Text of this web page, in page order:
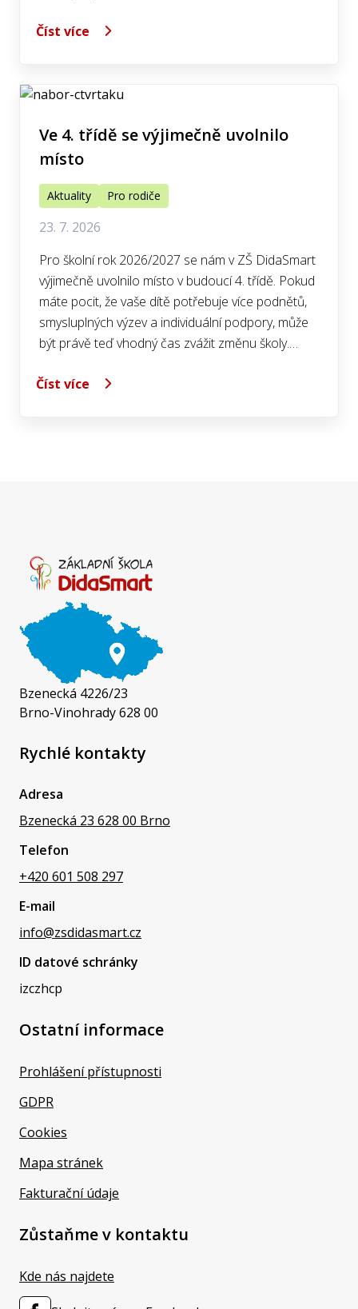
Číst více
Ve 4. třídě se výjimečně uvolnilo
místo
Aktuality Pro rodiče
23. 7. 2026
Pro školní rok 2026/2027 se nám v ZŠ DidaSmart
výjimečně uvolnilo místo v budoucí 4. třídě. Pokud
máte pocit, že vaše dítě potřebuje více podnětů,
smysluplných výzev a individuální podpory, může
být právě teď vhodný čas zvážit změnu školy.…
Číst více
Bzenecká 4226/23
Brno-Vinohrady 628 00
Rychlé kontakty
Adresa
Bzenecká 23 628 00 Brno
Telefon
+420 601 508 297
E-mail
info@zsdidasmart.cz
ID datové schránky
izczhcp
Ostatní informace
Prohlášení přístupnosti
GDPR
Cookies
Mapa stránek
Fakturační údaje
Zůstaňme v kontaktu
Kde nás najdete